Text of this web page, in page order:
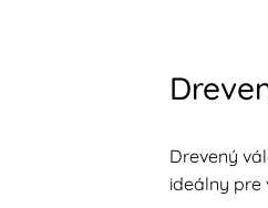
Drevený
ideálny pre